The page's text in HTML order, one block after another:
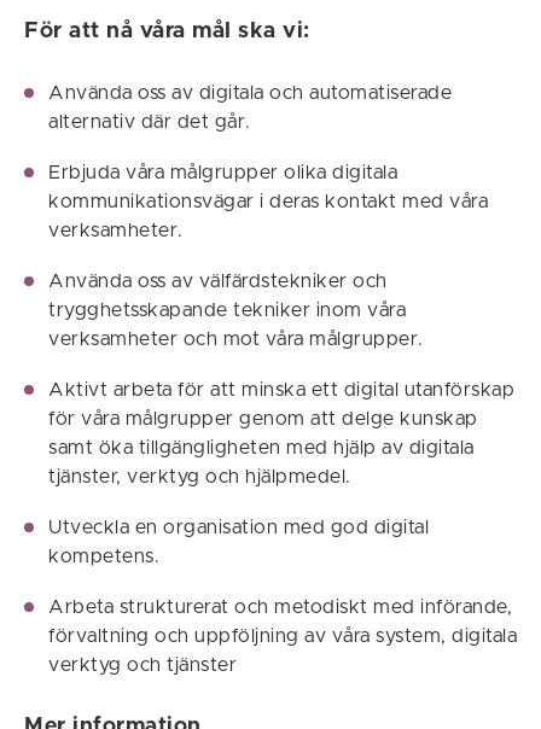
För att nå våra mål ska vi:
Använda oss av digitala och automatiserade
alternativ där det går.
Erbjuda våra målgrupper olika digitala
kommunikationsvägar i deras kontakt med våra
verksamheter.
Använda oss av välfärdstekniker och
trygghetsskapande tekniker inom våra
verksamheter och mot våra målgrupper.
Aktivt arbeta för att minska ett digital utanförskap
för våra målgrupper genom att delge kunskap
samt öka tillgängligheten med hjälp av digitala
tjänster, verktyg och hjälpmedel.
Utveckla en organisation med god digital
kompetens.
Arbeta strukturerat och metodiskt med införande,
förvaltning och uppföljning av våra system, digitala
verktyg och tjänster